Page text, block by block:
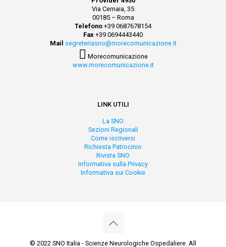
Via Cernaia, 35
00185 – Roma
Telefono +39 0687678154
Fax +39 0694443440
Mail segreteriasno@morecomunicazione.it
Morecomunicazione
www.morecomunicazione.it
LINK UTILI
La SNO
Sezioni Regionali
Come iscriversi
Richiesta Patrocinio
Rivista SNO
Informativa sulla Privacy
Informativa sui Cookie
© 2022 SNO Italia - Scienze Neurologiche Ospedaliere. All